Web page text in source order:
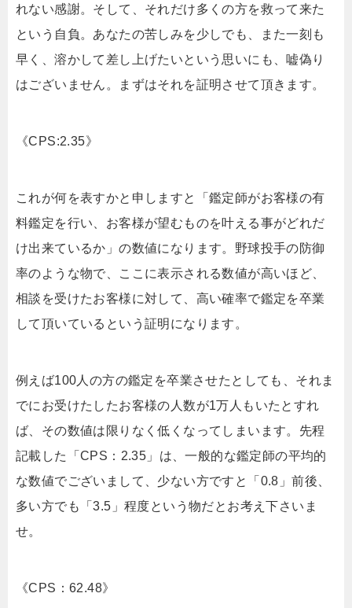
れない感謝。そして、それだけ多くの方を救って来た
という自負。あなたの苦しみを少しでも、また一刻も
早く、溶かして差し上げたいという思いにも、嘘偽り
はございません。まずはそれを証明させて頂きます。
《CPS:2.35》
これが何を表すかと申しますと「鑑定師がお客様の有
料鑑定を行い、お客様が望むものを叶える事がどれだ
け出来ているか」の数値になります。野球投手の防御
率のような物で、ここに表示される数値が高いほど、
相談を受けたお客様に対して、高い確率で鑑定を卒業
して頂いているという証明になります。
例えば100人の方の鑑定を卒業させたとしても、それま
でにお受けたしたお客様の人数が1万人もいたとすれ
ば、その数値は限りなく低くなってしまいます。先程
記載した「CPS：2.35」は、一般的な鑑定師の平均的
な数値でございまして、少ない方ですと「0.8」前後、
多い方でも「3.5」程度という物だとお考え下さいま
せ。
《CPS：62.48》